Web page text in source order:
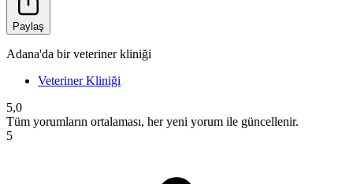
Paylaş
Adana'da bir veteriner kliniği
Veteriner Kliniği
5,0
Tüm yorumların ortalaması, her yeni yorum ile güncellenir.
5